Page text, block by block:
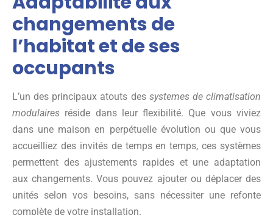
changements de
l’habitat et de ses
occupants
L’un des principaux atouts des systemes de climatisation
modulaires réside dans leur flexibilité. Que vous viviez
dans une maison en perpétuelle évolution ou que vous
accueilliez des invités de temps en temps, ces systèmes
permettent des ajustements rapides et une adaptation
aux changements. Vous pouvez ajouter ou déplacer des
unités selon vos besoins, sans nécessiter une refonte
complète de votre installation.